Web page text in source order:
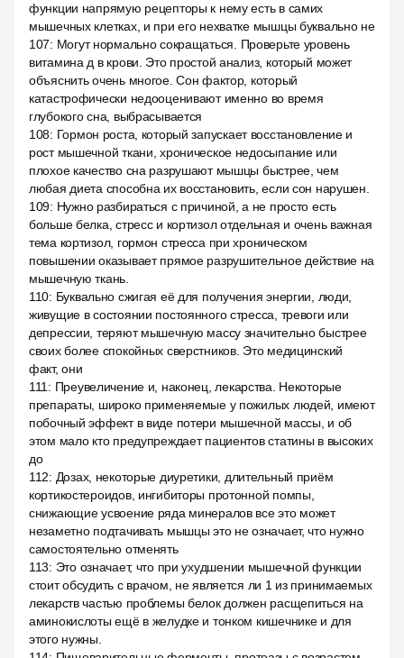
функции напрямую рецепторы к нему есть в самих
мышечных клетках, и при его нехватке мышцы буквально не
107: Могут нормально сокращаться. Проверьте уровень
витамина д в крови. Это простой анализ, который может
объяснить очень многое. Сон фактор, который
катастрофически недооценивают именно во время
глубокого сна, выбрасывается
108: Гормон роста, который запускает восстановление и
рост мышечной ткани, хроническое недосыпание или
плохое качество сна разрушают мышцы быстрее, чем
любая диета способна их восстановить, если сон нарушен.
109: Нужно разбираться с причиной, а не просто есть
больше белка, стресс и кортизол отдельная и очень важная
тема кортизол, гормон стресса при хроническом
повышении оказывает прямое разрушительное действие на
мышечную ткань.
110: Буквально сжигая её для получения энергии, люди,
живущие в состоянии постоянного стресса, тревоги или
депрессии, теряют мышечную массу значительно быстрее
своих более спокойных сверстников. Это медицинский
факт, они
111 : Преувеличение и, наконец, лекарства. Некоторые
препараты, широко применяемые у пожилых людей, имеют
побочный эффект в виде потери мышечной массы, и об
этом мало кто предупреждает пациентов статины в высоких
до
112: Дозах, некоторые диуретики, длительный приём
кортикостероидов, ингибиторы протонной помпы,
снижающие усвоение ряда минералов все это может
незаметно подтачивать мышцы это не означает, что нужно
самостоятельно отменять
113: Это означает, что при ухудшении мышечной функции
стоит обсудить с врачом, не является ли 1 из принимаемых
лекарств частью проблемы белок должен расщепиться на
аминокислоты ещё в желудке и тонком кишечнике и для
этого нужны.